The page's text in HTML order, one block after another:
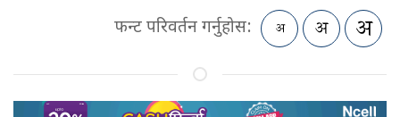
फन्ट परिवर्तन गर्नुहोस: